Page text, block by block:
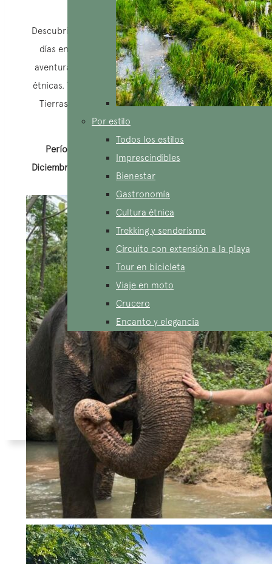
Por estilo
Todos los estilos
Imprescindibles
Bienestar
Gastronomía
Cultura étnica
Trekking y senderismo
Circuito con extensión a la playa
Tour en bicicleta
Viaje en moto
Crucero
Encanto y elegancia
Descubriendo lo esencial del país, este circuito de 15
días en Vietnam está dirigido a viajeros ávidos de
aventura, naturaleza y encuentros con las minorías
étnicas. Te invitamos a emprender un viaje hasta las
Tierras Altas de Vietnam, revelando la cuna de la
cultura vietnamita.
Período recomendado para viajar: Noviembre,
Diciembre, Enero, Febrero, Marzo, Abril, Mayo, Junio,